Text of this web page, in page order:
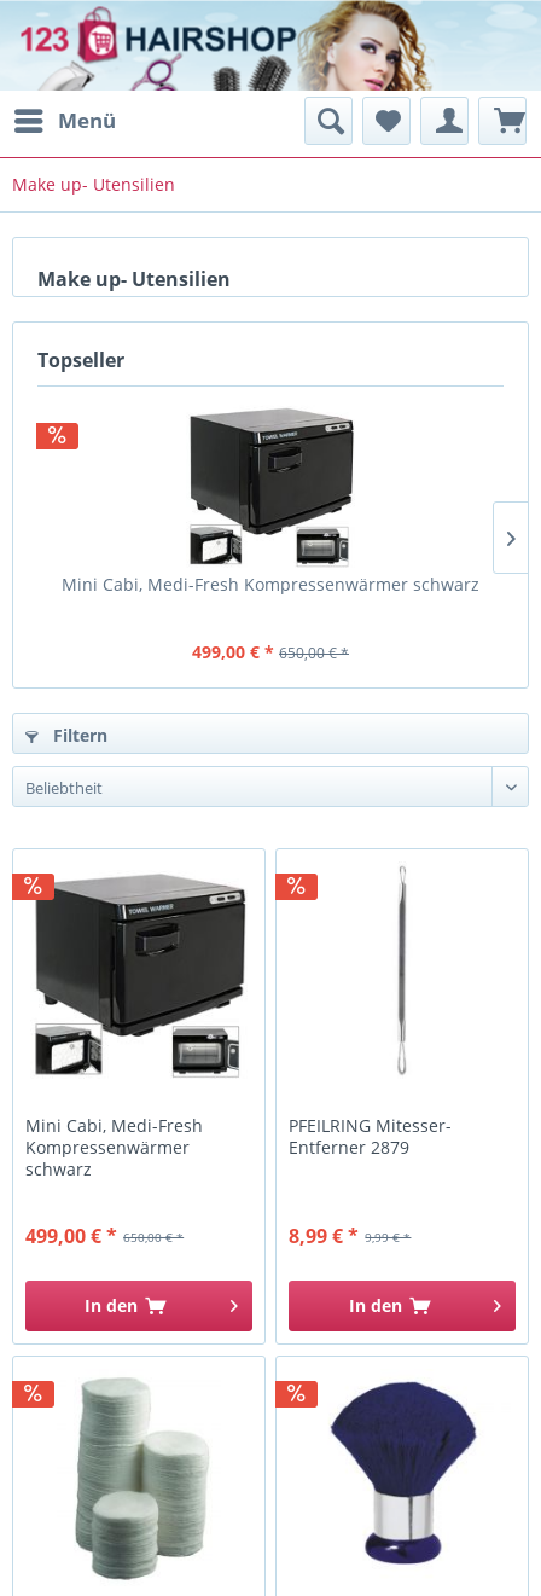
Menü
Make up- Utensilien
Make up- Utensilien
Topseller
Mini Cabi, Medi-Fresh Kompressenwärmer schwarz
499,00 € * 650,00 € *
Filtern
Mini Cabi, Medi-Fresh
Kompressenwärmer
schwarz
650,00 € *
499,00 € *
In den
PFEILRING Mitesser-
Entferner 2879
9,99 € *
8,99 € *
In den